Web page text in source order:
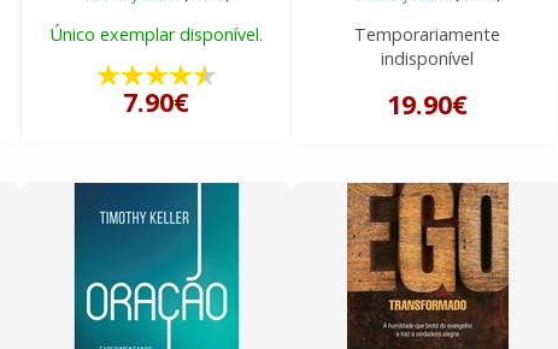
Único exemplar disponível.
7.90€
Temporariamente
indisponível
19.90€